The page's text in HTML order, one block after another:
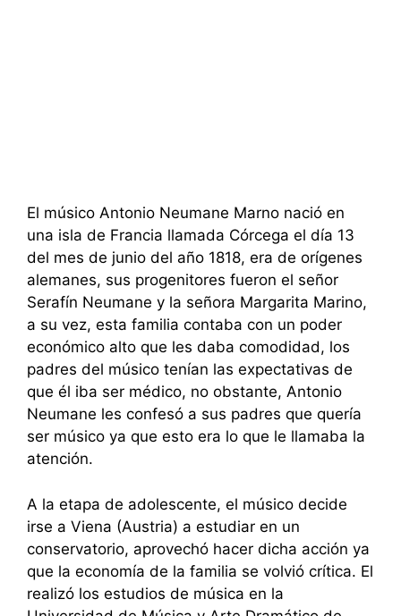
El músico Antonio Neumane Marno nació en
una isla de Francia llamada Córcega el día 13
del mes de junio del año 1818, era de orígenes
alemanes, sus progenitores fueron el señor
Serafín Neumane y la señora Margarita Marino,
a su vez, esta familia contaba con un poder
económico alto que les daba comodidad, los
padres del músico tenían las expectativas de
que él iba ser médico, no obstante, Antonio
Neumane les confesó a sus padres que quería
ser músico ya que esto era lo que le llamaba la
atención.
A la etapa de adolescente, el músico decide
irse a Viena (Austria) a estudiar en un
conservatorio, aprovechó hacer dicha acción ya
que la economía de la familia se volvió crítica. El
realizó los estudios de música en la